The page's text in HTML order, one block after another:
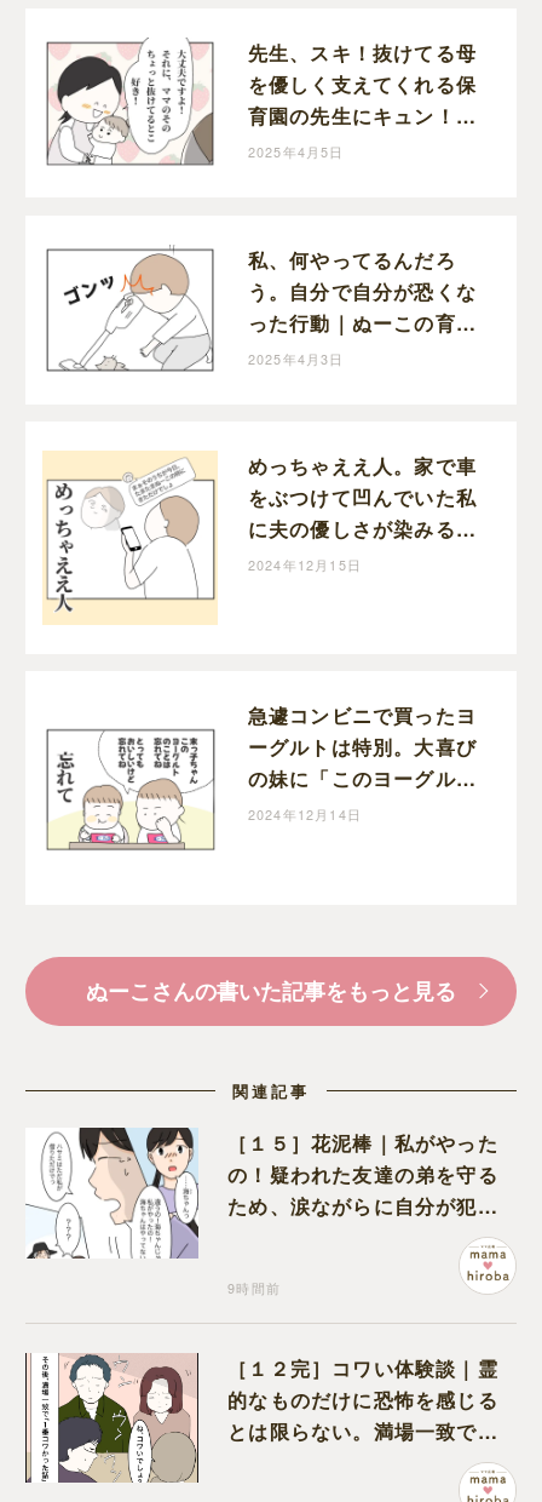
先生、スキ！抜けてる母
を優しく支えてくれる保
育園の先生にキュン！｜
ぬーこの育児漫画
2025年4月5日
私、何やってるんだろ
う。自分で自分が恐くな
った行動｜ぬーこの育児
漫画
2025年4月3日
めっちゃええ人。家で車
をぶつけて凹んでいた私
に夫の優しさが染みる｜
ぬーこの育児漫画
2024年12月15日
急遽コンビニで買ったヨ
ーグルトは特別。大喜び
の妹に「このヨーグルト
のことは忘れてね」と釘
2024年12月14日
ぬーこさんの書いた記事をもっと見る
関連記事
［１５］花泥棒｜私がやった
の！疑われた友達の弟を守る
ため、涙ながらに自分が犯人
9時間前
［１２完］コワい体験談｜霊
的なものだけに恐怖を感じる
とは限らない。満場一致でコ
ワいと認定された意外な体験